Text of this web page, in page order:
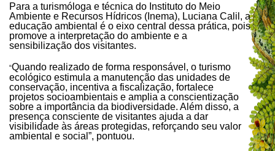
Para a turismóloga e técnica do Instituto do Meio
Ambiente e Recursos Hídricos (Inema), Luciana Calil, a
educação ambiental é o eixo central dessa prática, pois
promove a interpretação do ambiente e a
sensibilização dos visitantes.
“Quando realizado de forma responsável, o turismo
ecológico estimula a manutenção das unidades de
conservação, incentiva a fiscalização, fortalece
projetos socioambientais e amplia a conscientização
sobre a importância da biodiversidade. Além disso, a
presença consciente de visitantes ajuda a dar
visibilidade às áreas protegidas, reforçando seu valor
ambiental e social”, pontuou.